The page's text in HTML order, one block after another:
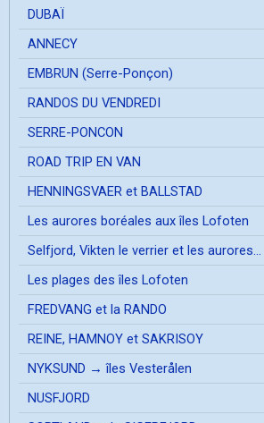
DUBAÏ
ANNECY
EMBRUN (Serre-Ponçon)
RANDOS DU VENDREDI
SERRE-PONCON
ROAD TRIP EN VAN
HENNINGSVAER et BALLSTAD
Les aurores boréales aux îles Lofoten
Selfjord, Vikten le verrier et les aurores...
Les plages des îles Lofoten
FREDVANG et la RANDO
REINE, HAMNOY et SAKRISOY
NYKSUND → îles Vesterålen
NUSFJORD